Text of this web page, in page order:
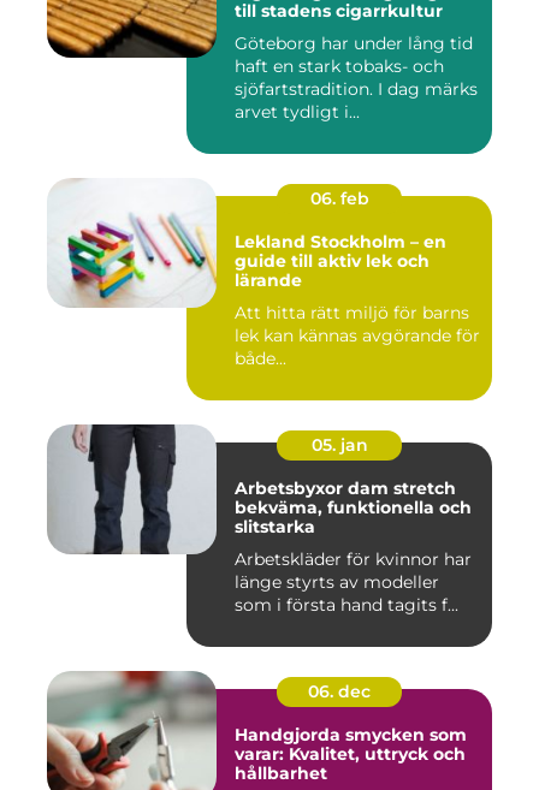
till stadens cigarrkultur
Göteborg har under lång tid
haft en stark tobaks- och
sjöfartstradition. I dag märks
arvet tydligt i...
06. feb
Lekland Stockholm – en
guide till aktiv lek och
lärande
Att hitta rätt miljö för barns
lek kan kännas avgörande för
både...
05. jan
Arbetsbyxor dam stretch
bekväma, funktionella och
slitstarka
Arbetskläder för kvinnor har
länge styrts av modeller
som i första hand tagits f...
06. dec
Handgjorda smycken som
varar: Kvalitet, uttryck och
hållbarhet